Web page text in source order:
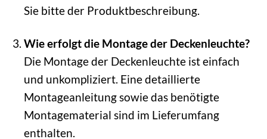
Sie bitte der Produktbeschreibung.
Wie erfolgt die Montage der Deckenleuchte?
Die Montage der Deckenleuchte ist einfach
und unkompliziert. Eine detaillierte
Montageanleitung sowie das benötigte
Montagematerial sind im Lieferumfang
enthalten.